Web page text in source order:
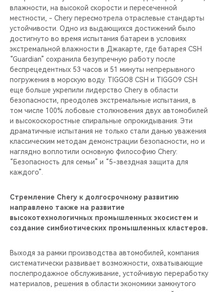
влажности, на высокой скорости и пересеченной
местности, - Chery пересмотрела отраслевые стандарты
устойчивости. Одно из выдающихся достижений было
достигнуто во время испытания батареи в условиях
экстремальной влажности в Джакарте, где батарея CSH
“Guardian” сохранила безупречную работу после
беспрецедентных 53 часов и 51 минуты непрерывного
погружения в морскую воду. TIGGO8 CSH и TIGGO9 CSH
еще больше укрепили лидерство Chery в области
безопасности, преодолев экстремальные испытания, в
том числе 100% лобовые столкновения двух автомобилей
и высокоскоростные спиральные опрокидывания. Эти
драматичные испытания не только стали данью уважения
классическим методам демонстрации безопасности, но и
наглядно воплотили основную философию Chery:
“Безопасность для семьи” и “5-звездная защита для
каждого”.
Стремление Chery к долгосрочному развитию
направлено также на развитие
высокотехнологичных промышленных экосистем и
создание симбиотических промышленных кластеров.
Выходя за рамки производства автомобилей, компания
систематически развивает возможности, охватывающие
послепродажное обслуживание, устойчивую переработку
материалов, решения в области экономики замкнутого